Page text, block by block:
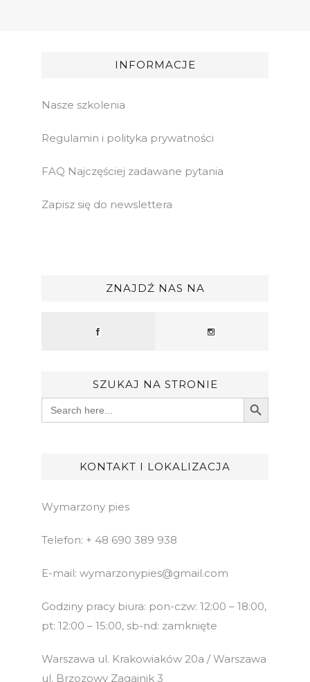
INFORMACJE
Nasze szkolenia
Regulamin i polityka prywatności
FAQ Najczęściej zadawane pytania
Zapisz się do newslettera
ZNAJDŹ NAS NA
SZUKAJ NA STRONIE
Search
for:
Search Button
KONTAKT I LOKALIZACJA
Wymarzony pies
Telefon: + 48 690 389 938
E-mail: wymarzonypies@gmail.com
Godziny pracy biura: pon-czw: 12:00 – 18:00,
pt: 12:00 – 15:00, sb-nd: zamknięte
Warszawa ul. Krakowiaków 20a / Warszawa
ul. Brzozowy Zagajnik 3